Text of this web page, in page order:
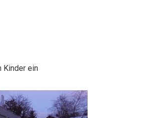
Kinder ein